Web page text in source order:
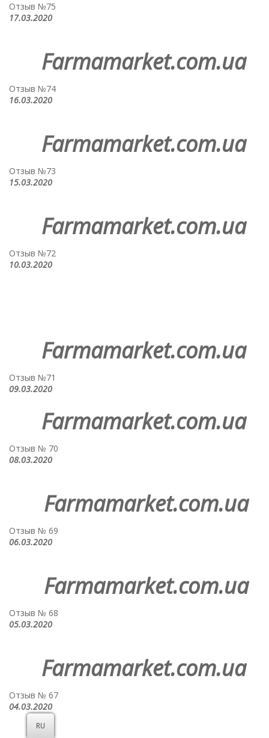
Отзыв №75
17.03.2020
Farmamarket.com.ua
Отзыв №74
16.03.2020
Farmamarket.com.ua
Отзыв №73
15.03.2020
Farmamarket.com.ua
Отзыв №72
10.03.2020
Farmamarket.com.ua
Отзыв №71
09.03.2020
Farmamarket.com.ua
Отзыв № 70
08.03.2020
Farmamarket.com.ua
Отзыв № 69
06.03.2020
Farmamarket.com.ua
Отзыв № 68
05.03.2020
Farmamarket.com.ua
Отзыв № 67
04.03.2020
RU